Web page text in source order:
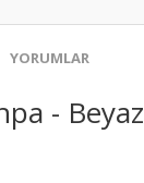
YORUMLAR
- Beyaz